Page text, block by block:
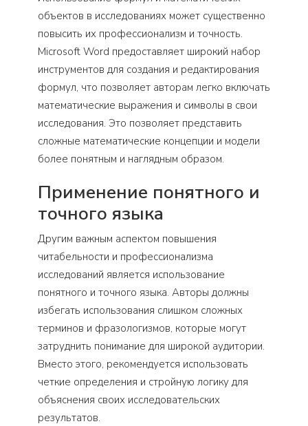
объектов в исследованиях может существенно
повысить их профессионализм и точность.
Microsoft Word предоставляет широкий набор
инструментов для создания и редактирования
формул, что позволяет авторам легко включать
математические выражения и символы в свои
исследования. Это позволяет представить
сложные математические концепции и модели
более понятным и наглядным образом.
Применение понятного и
точного языка
Другим важным аспектом повышения
читабельности и профессионализма
исследований является использование
понятного и точного языка. Авторы должны
избегать использования слишком сложных
терминов и фразологизмов, которые могут
затруднить понимание для широкой аудитории.
Вместо этого, рекомендуется использовать
четкие определения и стройную логику для
объяснения своих исследовательских
результатов.